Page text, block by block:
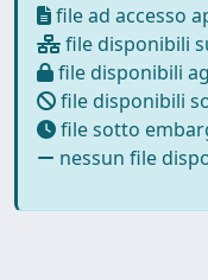
file ad accesso
file disponibili
file disponibili
file disponibili
file sotto
nessun file